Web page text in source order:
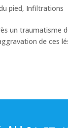
pied, Infiltrations
un traumatisme
de ces